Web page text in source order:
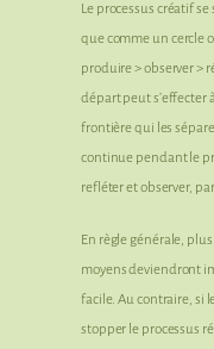
Le processus créatif
que comme un cercle
produire > observer >
départ peut s’effecter
frontière qui les
continue pendant le
refléter et observer,
En règle générale,
moyens deviendront
facile. Au contraire, si
stopper le processus